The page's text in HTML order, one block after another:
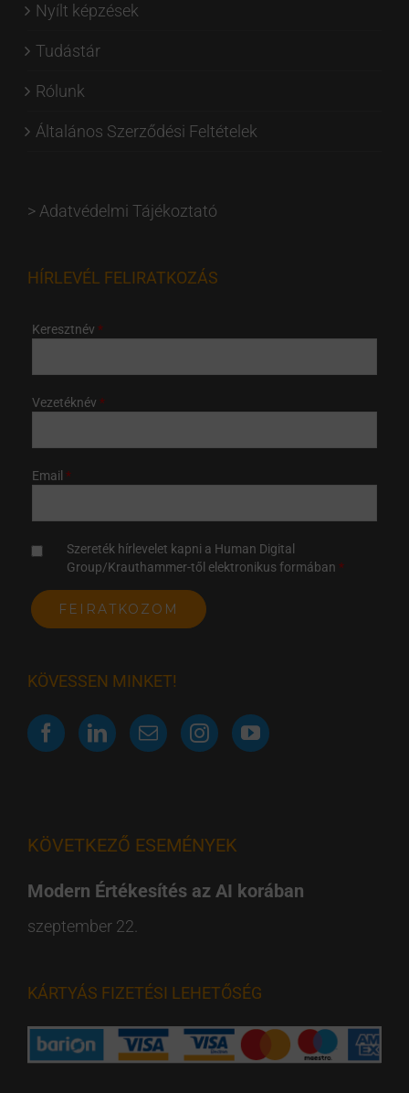
Nyílt képzések
Tudástár
Rólunk
Általános Szerződési Feltételek
>Adatvédelmi Tájékoztató
HÍRLEVÉL FELIRATKOZÁS
Keresztnév
Vezetéknév
Email
Szereték hírlevelet kapni a Human Digital
Group/Krauthammer-től elektronikus formában
KÖVESSEN MINKET!
KÖVETKEZŐ ESEMÉNYEK
Modern Értékesítés az AI korában
szeptember 22.
KÁRTYÁS FIZETÉSI LEHETŐSÉG